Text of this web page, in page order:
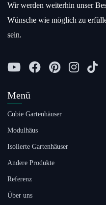
Wir werden weiterhin unser
Wünsche wie möglich zu
sein.
Menü
Cubie Gartenhäuser
Modulhäus
Isolierte Gartenhäuser
Andere Produkte
Referenz
Über uns